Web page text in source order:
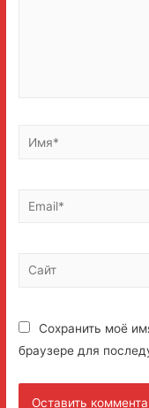
Имя*
Email*
Сайт
Сохранить моё
браузере для